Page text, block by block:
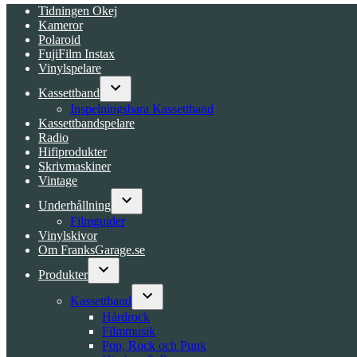
Tidningen Okej
Kameror
Polaroid
FujiFilm Instax
Vinylspelare
Kassettband
Open
dropdown
menu
Inspelningsbara Kassettband
Kassettbandspelare
Radio
Hifiprodukter
Skrivmaskiner
Vintage
Underhållning
Open
Filmguider
Vinylskivor
Om FranksGarage.se
Produkter
Open
dropdown
menu
Kassettband
Open
dropdown
menu
Hårdrock
Filmmusik
Pop, Rock och Punk